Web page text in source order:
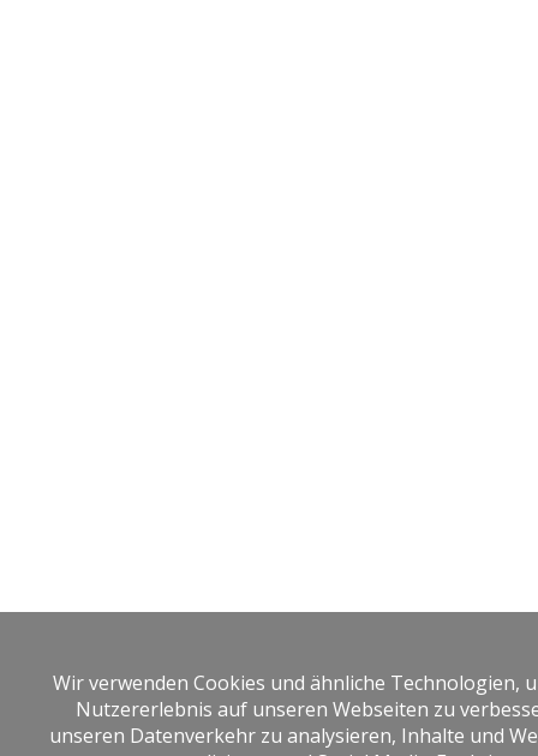
Wir verwenden Cookies und ähnliche Technologien,
Nutzererlebnis auf unseren Webseiten zu
unseren Datenverkehr zu analysieren, Inhalte und